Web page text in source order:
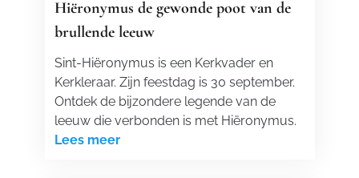
Hiëronymus de gewonde poot van de
brullende leeuw
Sint-Hiëronymus is een Kerkvader en
Kerkleraar. Zijn feestdag is 30 september.
Ontdek de bijzondere legende van de
leeuw die verbonden is met Hiëronymus.
Lees meer